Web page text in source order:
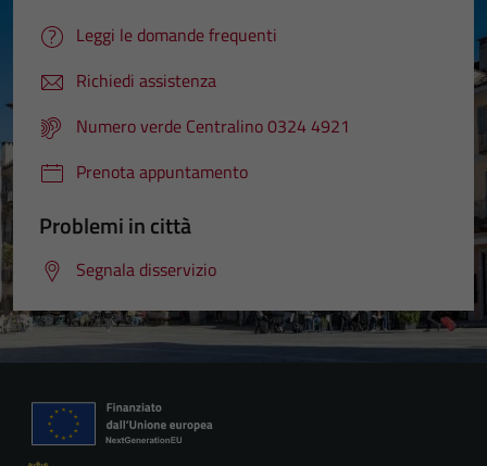
Leggi le domande frequenti
Richiedi assistenza
Numero verde Centralino 0324 4921
Prenota appuntamento
Problemi in città
Segnala disservizio